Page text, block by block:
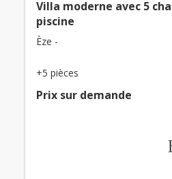
Villa moderne avec 5
piscine
Èze -
+5 pièces
Prix ​​sur demande